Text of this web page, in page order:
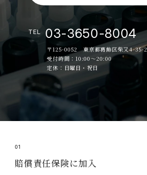
TEL 03-3650-8004
〒125-0052 東京都葛飾区柴又4-35-2
受付時間：10:00～20:00
定休：日曜日・祝日
01
賠償責任保険に加入